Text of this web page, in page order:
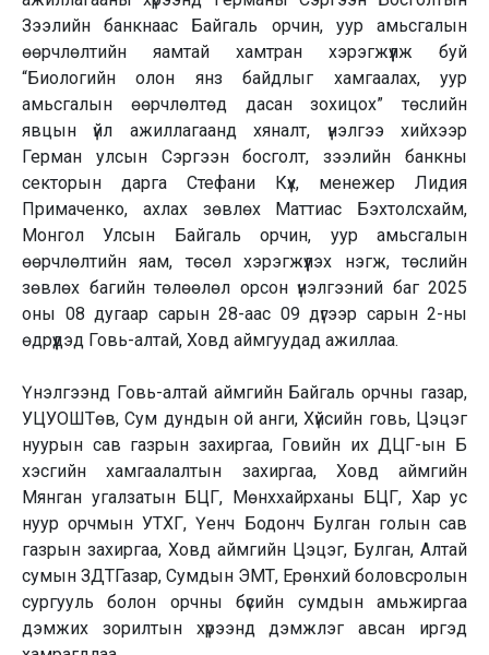
Зээлийн банкнаас Байгаль орчин, уур амьсгалын
өөрчлөлтийн яамтай хамтран хэрэгжүүлж буй
“Биологийн олон янз байдлыг хамгаалах, уур
амьсгалын өөрчлөлтөд дасан зохицох” төслийн
явцын үйл ажиллагаанд хяналт, үнэлгээ хийхээр
Герман улсын Сэргээн босголт, зээлийн банкны
секторын дарга Стефани Күх, менежер Лидия
Примаченко, ахлах зөвлөх Маттиас Бэхтолсхайм,
Монгол Улсын Байгаль орчин, уур амьсгалын
өөрчлөлтийн яам, төсөл хэрэгжүүлэх нэгж, төслийн
зөвлөх багийн төлөөлөл орсон үнэлгээний баг 2025
оны 08 дугаар сарын 28-аас 09 дүгээр сарын 2-ны
өдрүүдэд Говь-алтай, Ховд аймгуудад ажиллаа.
Үнэлгээнд Говь-алтай аймгийн Байгаль орчны газар,
УЦУОШТөв, Сум дундын ой анги, Хүйсийн говь, Цэцэг
нуурын сав газрын захиргаа, Говийн их ДЦГ-ын Б
хэсгийн хамгаалалтын захиргаа, Ховд аймгийн
Мянган угалзатын БЦГ, Мөнххайрханы БЦГ, Хар ус
нуур орчмын УТХГ, Үенч Бодонч Булган голын сав
газрын захиргаа, Ховд аймгийн Цэцэг, Булган, Алтай
сумын ЗДТГазар, Сумдын ЭМТ, Ерөнхий боловсролын
сургууль болон орчны бүсийн сумдын амьжиргаа
дэмжих зорилтын хүрээнд дэмжлэг авсан иргэд